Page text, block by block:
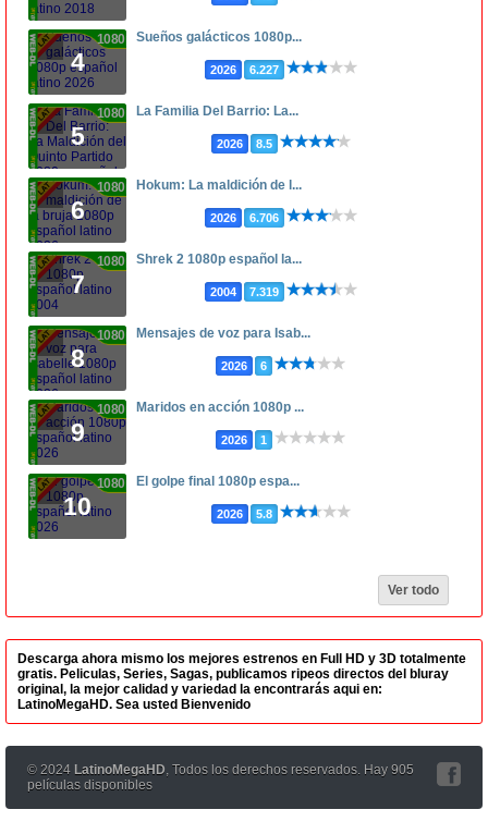
4
1080p Sueños galácticos 1080p...
2026 6.227
5
1080p La Familia Del Barrio: La...
2026 8.5
6
1080p Hokum: La maldición de l...
2026 6.706
7
1080p Shrek 2 1080p español la...
2004 7.319
8
1080p Mensajes de voz para Isab...
2026 6
9
1080p Maridos en acción 1080p ...
2026 1
10
1080p El golpe final 1080p espa...
2026 5.8
Ver todo
Descarga ahora mismo los mejores estrenos en Full HD y 3D totalmente
gratis. Peliculas, Series, Sagas, publicamos ripeos directos del bluray
original, la mejor calidad y variedad la encontrarás aqui en:
LatinoMegaHD. Sea usted Bienvenido
© 2024 LatinoMegaHD, Todos los derechos reservados. Hay 905
películas disponibles